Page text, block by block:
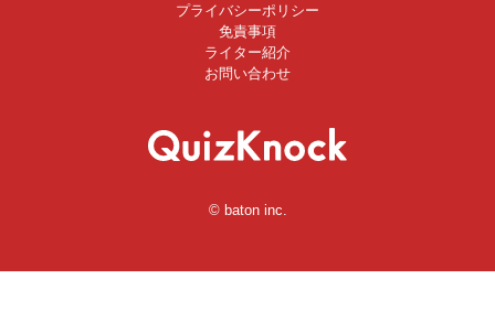
プライバシーポリシー
免責事項
ライター紹介
お問い合わせ
© baton inc.